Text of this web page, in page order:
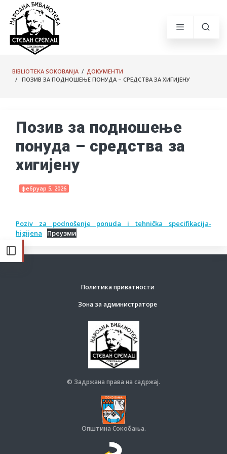
BIBLIOTEKA SOKOBANJA / ДОКУМЕНТИ
/ ПОЗИВ ЗА ПОДНОШЕЊЕ ПОНУДА – СРЕДСТВА ЗА ХИГИЈЕНУ
Позив за подношење
понуда – средства за
хигијену
фебруар 5, 2026
Poziv za podnošenje ponuda i tehnička specifikacija-
higijena
Преузми
Политика приватности
Зона за администраторе
© Задржана права на садржај.
Општина Сокобања.